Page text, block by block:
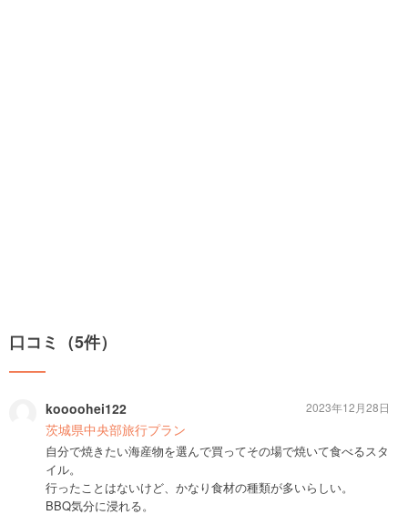
口コミ（5件）
koooohei122
茨城県中央部旅行プラン
自分で焼きたい海産物を選んで買ってその場で焼いて食べるスタ
イル。
行ったことはないけど、かなり食材の種類が多いらしい。
BBQ気分に浸れる。
2023年12月28日